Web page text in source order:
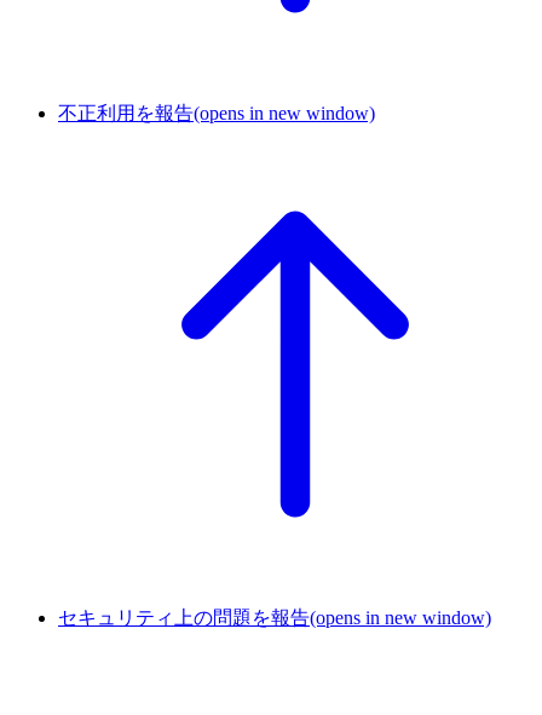
不正利用を報告(opens in new window)
セキュリティ上の問題を報告(opens in new window)